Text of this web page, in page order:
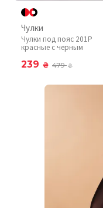
Чулки
Чулки под пояс 201P
красные с черным
239 ₴ 479₴